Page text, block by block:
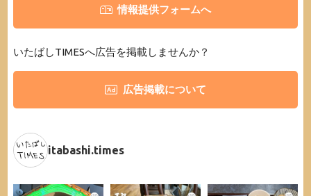
情報提供フォームへ
いたばしTIMESへ広告を掲載しませんか？
広告掲載について
itabashi.times